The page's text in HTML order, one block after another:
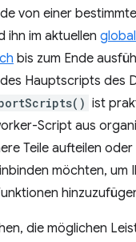
von einer
ihn im aktuellen
bis zum Ende
Hauptscripts des
ist
Script aus
Teile aufteilen
möchten, um
die möglichen